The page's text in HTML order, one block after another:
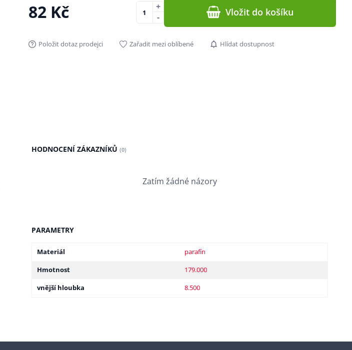
82 Kč -
+ Vložit do košíku
Položit dotaz prodejci Zařadit mezi oblíbené Hlídat dostupnost
HODNOCENÍ ZÁKAZNÍKŮ (0)
Zatím žádné názory
PARAMETRY
Materiál
parafín
Hmotnost
179.000
vnější hloubka
8.500